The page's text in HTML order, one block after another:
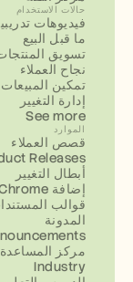
حالات الاستخدام
فيديوهات
ما قبل البيع
تسويق
نجاح العملاء
تمكين المبيعات
إدارة التغيير
See more
الموارد
قصص العملاء
Releases
أبطال التغيير
إضافة Chrome
قوالب
المدونة
مركز المساعدة
Industry